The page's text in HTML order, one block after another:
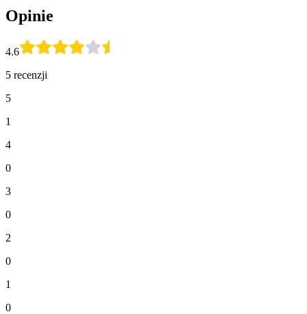
Opinie
4.6
5 recenzji
5
1
4
0
3
0
2
0
1
0